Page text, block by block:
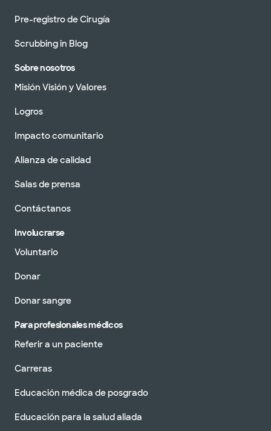
Pre-registro de Cirugía
Scrubbing in Blog
Sobre nosotros
Misión Visión y Valores
Logros
Impacto comunitario
Alianza de calidad
Salas de prensa
Contáctanos
Involucrarse
Voluntario
Donar
Donar sangre
Para profesionales médicos
Referir a un paciente
Carreras
Educación médica de posgrado
Educación para la salud aliada